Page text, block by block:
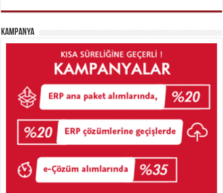
Kampanya